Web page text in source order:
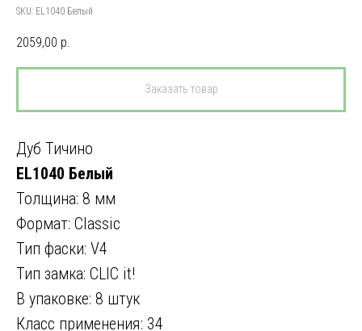
SKU: EL1040 Белый
2059,00 р.
Заказать товар
Дуб Тичино
EL1040 Белый
Толщина: 8 мм
Формат: Classic
Тип фаски: V4
Тип замка: CLIC it!
В упаковке: 8 штук
Класс применения: 34